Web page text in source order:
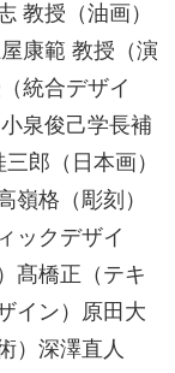
教授（油画）
康範 教授（演
統合デザイ
泉俊己学長補
郎（日本画）
嶺格（彫刻）
ックデザイ
髙橋正（テキ
イン）原田大
）深澤直人